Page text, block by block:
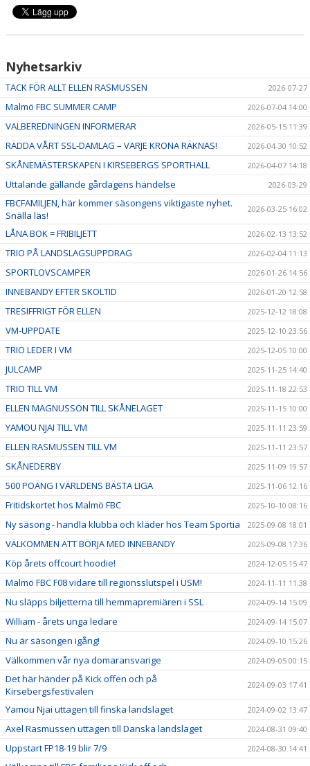
Nyhetsarkiv
TACK FÖR ALLT ELLEN RASMUSSEN 2026-07-27
Malmö FBC SUMMER CAMP 2026-07-04 14:00
VALBEREDNINGEN INFORMERAR 2026-05-15 11:39
RÄDDA VÅRT SSL-DAMLAG – VARJE KRONA RÄKNAS! 2026-04-30 10:52
SKÅNEMÄSTERSKAPEN I KIRSEBERGS SPORTHALL 2026-04-07 14:18
Uttalande gällande gårdagens händelse 2026-03-29
FBCFAMILJEN, här kommer säsongens viktigaste nyhet.
Snälla läs!
2026-03-25 16:02
LÅNA BOK = FRIBILJETT 2026-02-13 13:52
TRIO PÅ LANDSLAGSUPPDRAG 2026-02-04 11:13
SPORTLOVSCAMPER 2026-01-26 14:56
INNEBANDY EFTER SKOLTID 2026-01-20 12:58
TRESIFFRIGT FÖR ELLEN 2025-12-12 18:08
VM-UPPDATE 2025-12-10 23:56
TRIO LEDER I VM 2025-12-05 10:00
JULCAMP 2025-11-25 14:40
TRIO TILL VM 2025-11-18 22:53
ELLEN MAGNUSSON TILL SKÅNELAGET 2025-11-15 10:00
YAMOU NJAI TILL VM 2025-11-11 23:59
ELLEN RASMUSSEN TILL VM 2025-11-11 23:57
SKÅNEDERBY 2025-11-09 19:57
500 POÄNG I VÄRLDENS BÄSTA LIGA 2025-11-06 12:16
Fritidskortet hos Malmö FBC 2025-10-10 08:16
Ny säsong - handla klubba och kläder hos Team Sportia 2025-09-08 18:01
VÄLKOMMEN ATT BÖRJA MED INNEBANDY 2025-09-08 17:36
Köp årets offcourt hoodie! 2024-12-05 15:47
Malmö FBC F08 vidare till regionsslutspel i USM! 2024-11-11 11:38
Nu släpps biljetterna till hemmapremiären i SSL 2024-09-14 15:09
William - årets unga ledare 2024-09-14 15:07
Nu är säsongen igång! 2024-09-10 15:26
Välkommen vår nya domaransvarige 2024-09-05 00:15
Det här händer på Kick offen och på
Kirsebergsfestivalen
2024-09-03 17:41
Yamou Njai uttagen till finska landslaget 2024-09-02 13:47
Axel Rasmussen uttagen till Danska landslaget 2024-08-31 09:40
Uppstart FP18-19 blir 7/9 2024-08-30 14:41